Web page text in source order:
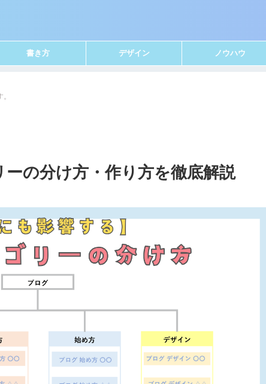
書き方 デザイン ノウハウ
の分け方・作り方を徹底解説